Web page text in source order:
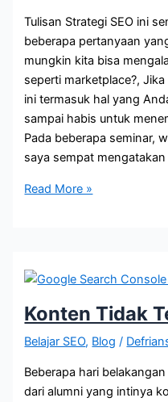
Tulisan Strategi SEO ini
beberapa pertanyaan
mungkin kita bisa
seperti marketplace?,
ini termasuk hal yang
sampai habis untuk
Pada beberapa seminar,
saya sempat
Bagaimana
untuk
Mengalahkan
Pemain
Besar?
Read More »
Konten Tidak
Belajar SEO, Blog /
Beberapa hari
dari alumni yang intinya